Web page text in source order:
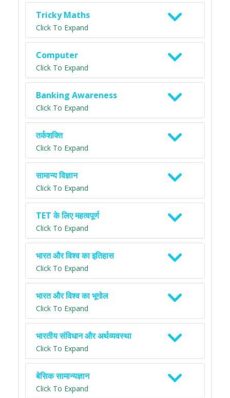
Tricky Maths
Click To Expand
Computer
Click To Expand
Banking Awareness
Click To Expand
तर्कशक्ति
Click To Expand
सामान्य विज्ञान
Click To Expand
TET के लिए महत्वपूर्ण
Click To Expand
भारत और विश्व का इतिहास
Click To Expand
भारत और विश्व का भूगोल
Click To Expand
भारतीय संविधान और अर्थव्यवस्था
Click To Expand
बेसिक सामान्यज्ञान
Click To Expand